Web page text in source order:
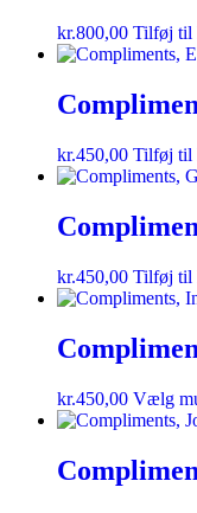
kr.800,00 Tilføj til
kr.450,00 Tilføj til
kr.450,00 Tilføj til
kr.450,00 Vælg